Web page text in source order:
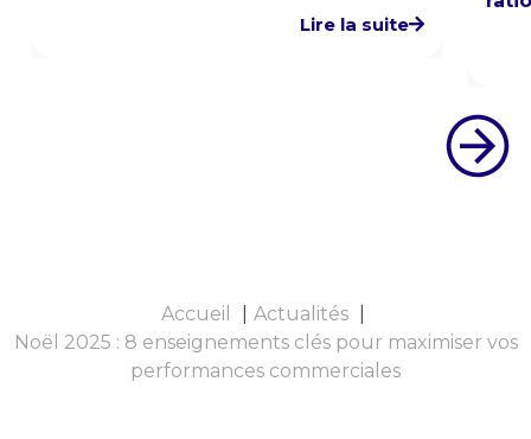
Lire la suite
Accueil
Actualités
Noël 2025 : 8 enseignements clés pour maximiser vos
performances commerciales